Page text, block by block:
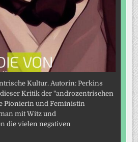
Kultur. Autorin: Perkins
Kritik der "androzentrischen
Pionierin und Feministin
mit Witz und
die vielen negativen